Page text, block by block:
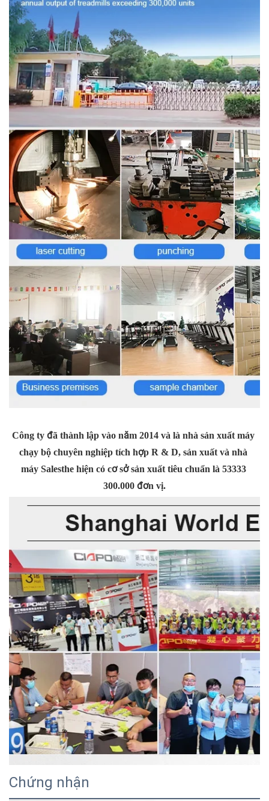
Công ty đã thành lập vào năm 2014 và là nhà sản xuất máy
chạy bộ chuyên nghiệp tích hợp R & D, sản xuất và nhà
máy Salesthe hiện có cơ sở sản xuất tiêu chuẩn là 53333
Chứng nhận